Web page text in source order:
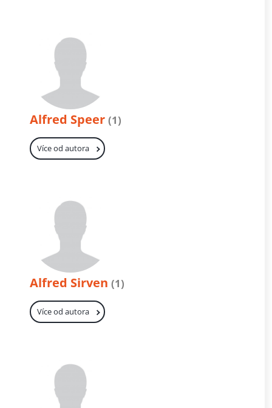
Alfred Speer (1)
Více od autora
Alfred Sirven (1)
Více od autora